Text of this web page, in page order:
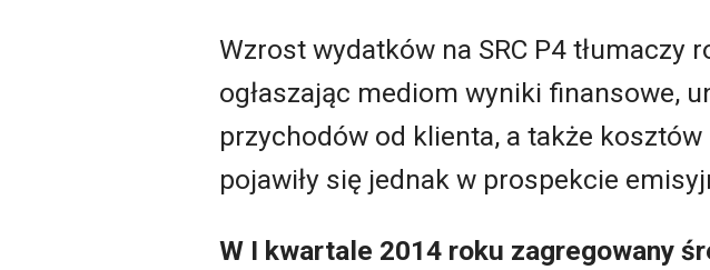
Wzrost wydatków na SRC P4 tłumaczy
ogłaszając mediom wyniki finansowe,
przychodów od klienta, a także
pojawiły się jednak w prospekcie
W I kwartale 2014 roku zagregowany